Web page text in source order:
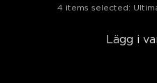
4 items selected:
Lägg i